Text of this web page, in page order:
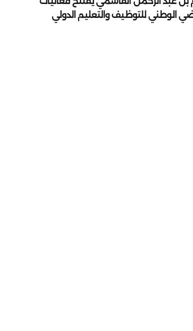
الوطني للتوظيف والتعليم الدولي